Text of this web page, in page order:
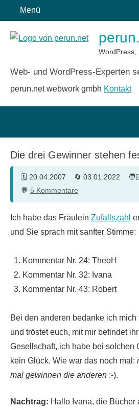
Inhalt
springen
Menü
WordPress,
Web- und WordPress-Experten
perun.net webwork gmbh Kontakt
Die drei Gewinner stehen
20.04.2007 03.01.2022
5 Kommentare
Ich habe das Fräulein Zufallszahl
und Sie sprach mit sanfter Stimme:
Kommentar Nr. 24: TheoH
Kommentar Nr. 32: Ivana
Kommentar Nr. 43: Robert
Bei den anderen bedanke ich mich
und tröstet euch, mit mir befindet
Gesellschaft, ich habe bei solchen
kein Glück. Wie war das noch mal:
mal gewinnen die anderen :-).
Nachtrag: Hallo Ivana, die Bücher